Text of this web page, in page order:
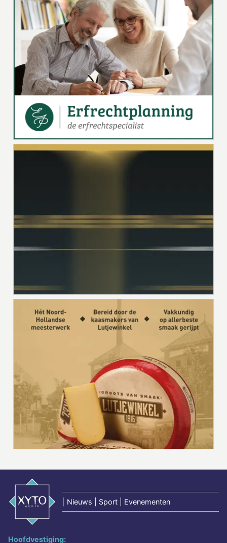
Nieuws | Sport | Evenementen
Hoofdvestiging: